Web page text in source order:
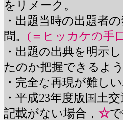
をリメーク。
・出題当時の出題者
問。 (＝ヒッカケの手
・出題の出典を明示
たのか把握できるよう
・完全な再現が難し
・平成23年度版国土
記載がない場合， ☆で